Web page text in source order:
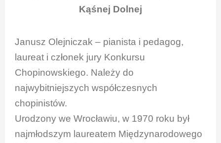
Kąśnej Dolnej
Janusz Olejniczak – pianista i pedagog,
laureat i członek jury Konkursu
Chopinowskiego. Należy do
najwybitniejszych współczesnych
chopinistów.
Urodzony we Wrocławiu, w 1970 roku był
najmłodszym laureatem Międzynarodowego